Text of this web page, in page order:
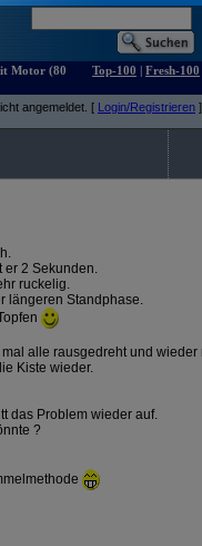
Motor (80
Top-100 | Fresh-100
angemeldet. [ Login/Registrieren ]
er 2 Sekunden.
ruckelig.
längeren Standphase.
alle rausgedreht und
Kiste wieder.
das Problem wieder auf.
?